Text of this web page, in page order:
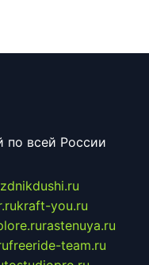
по всей России
kraft-you.ru
rastenuya.ru
freeride-team.ru